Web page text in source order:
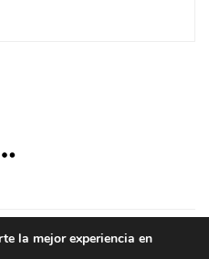
la mejor experiencia en